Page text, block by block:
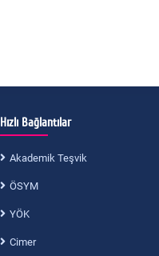
Hızlı Bağlantılar
Akademik Teşvik
ÖSYM
YÖK
Cimer